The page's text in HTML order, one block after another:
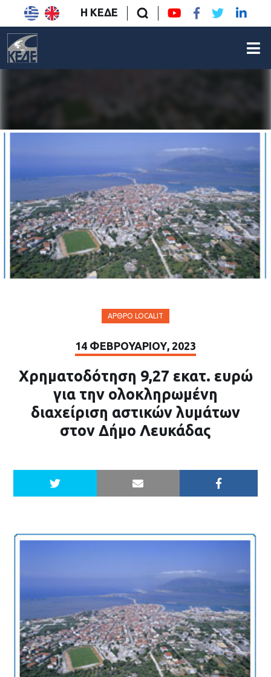
Η ΚΕΔΕ
ΆΡΘΡΟ LOCALIT
14 ΦΕΒΡΟΥΑΡΊΟΥ, 2023
Χρηματοδότηση 9,27 εκατ. ευρώ
για την ολοκληρωμένη
διαχείριση αστικών λυμάτων
στον Δήμο Λευκάδας